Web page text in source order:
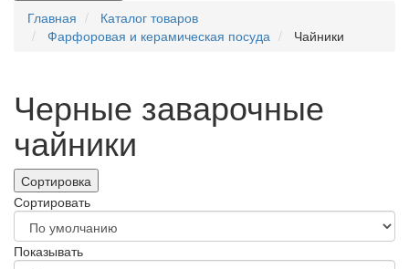
Главная
Каталог товаров
Фарфоровая и керамическая посуда
Чайники
Черные заварочные
чайники
Сортировка
Сортировать
Показывать